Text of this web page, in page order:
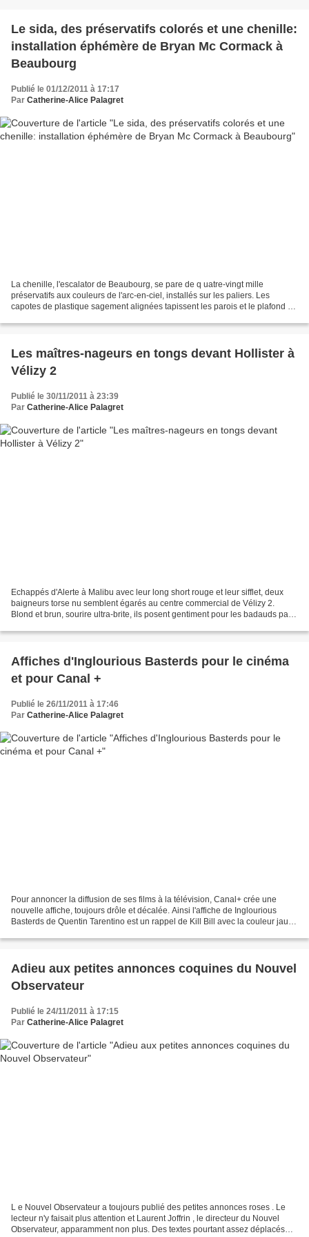
Le sida, des préservatifs colorés et une chenille:
installation éphémère de Bryan Mc Cormack à
Beaubourg
Publié le 01/12/2011 à 17:17
Par Catherine-Alice Palagret
La chenille, l'escalator de Beaubourg, se pare de q uatre-vingt mille
préservatifs aux couleurs de l'arc-en-ciel, installés sur les paliers. Les
capotes de plastique sagement alignées tapissent les parois et le plafond et
Les maîtres-nageurs en tongs devant Hollister à
Vélizy 2
Publié le 30/11/2011 à 23:39
Par Catherine-Alice Palagret
Echappés d'Alerte à Malibu avec leur long short rouge et leur sifflet, deux
baigneurs torse nu semblent égarés au centre commercial de Vélizy 2.
Blond et brun, sourire ultra-brite, ils posent gentiment pour les badauds pas
Affiches d'Inglourious Basterds pour le cinéma
et pour Canal +
Publié le 26/11/2011 à 17:46
Par Catherine-Alice Palagret
Pour annoncer la diffusion de ses films à la télévision, Canal+ crée une
nouvelle affiche, toujours drôle et décalée. Ainsi l'affiche de Inglourious
Basterds de Quentin Tarentino est un rappel de Kill Bill avec la couleur jaune
Adieu aux petites annonces coquines du Nouvel
Observateur
Publié le 24/11/2011 à 17:15
Par Catherine-Alice Palagret
L e Nouvel Observateur a toujours publié des petites annonces roses . Le
lecteur n'y faisait plus attention et Laurent Joffrin , le directeur du Nouvel
Observateur, apparamment non plus. Des textes pourtant assez déplacés